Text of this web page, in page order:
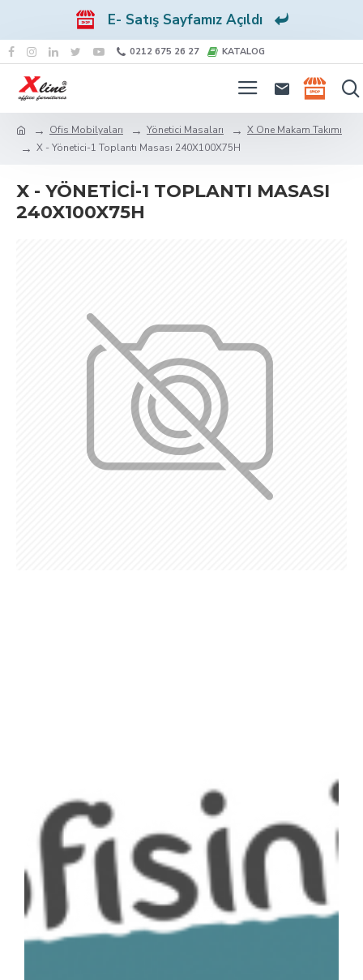
E- Satış Sayfamız Açıldı
0212 675 26 27 KATALOG
Ofis Mobilyaları Yönetici Masaları
X One Makam Takımı
X - Yönetici-1 Toplantı Masası 240X100X75H
X - YÖNETICI-1 TOPLANTI MASASI
240X100X75H